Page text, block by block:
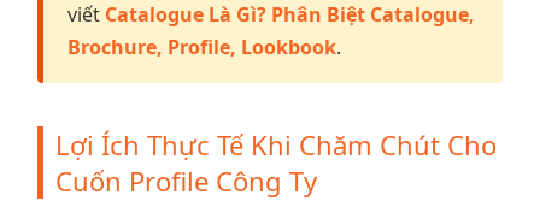
viết Catalogue Là Gì? Phân Biệt Catalogue,
Brochure, Profile, Lookbook.
Lợi Ích Thực Tế Khi Chăm Chút Cho
Cuốn Profile Công Ty